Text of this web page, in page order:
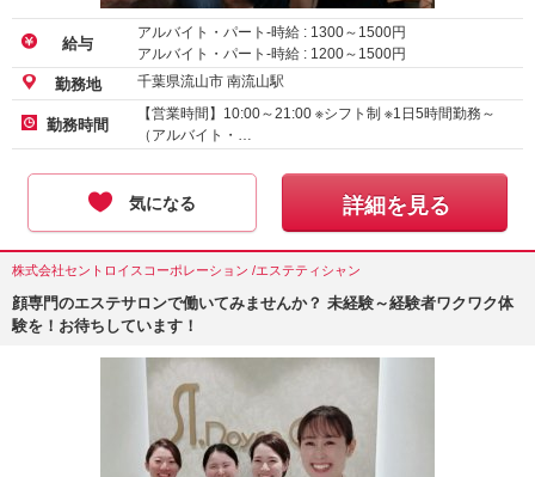
給与
アルバイト・パート-時給 : 1300～ 1500円
アルバイト・パート-時給 : 1200～ 1500円
勤務地 千葉県流山市 南流山駅
勤務時間
【営業時間】10:00～21:00 ※シフト制 ※1日5時間勤務～
（アルバイト・…
気になる 詳細を見る
株式会社セントロイスコーポレーション /エステティシャン
顔専門のエステサロンで働いてみませんか？ 未経験～経験者ワクワク体
験を！お待ちしています！